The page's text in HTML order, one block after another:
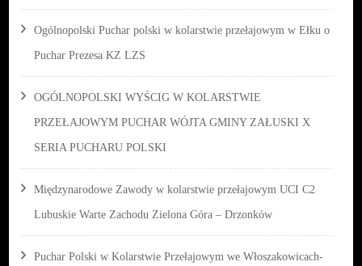
Ogólnopolski Puchar polski w kolarstwie przełajowym w Ełku o
Puchar Prezesa KZ LZS
OGÓLNOPOLSKI WYŚCIG W KOLARSTWIE
PRZEŁAJOWYM PUCHAR WÓJTA GMINY ZAŁUSKI X
SERIA PUCHARU POLSKI
Międzynarodowe Zawody w kolarstwie przełajowym UCI C2
Lubuskie Warte Zachodu Zielona Góra – Drzonków
Puchar Polski w Kolarstwie Przełajowym we Włoszakowicach-